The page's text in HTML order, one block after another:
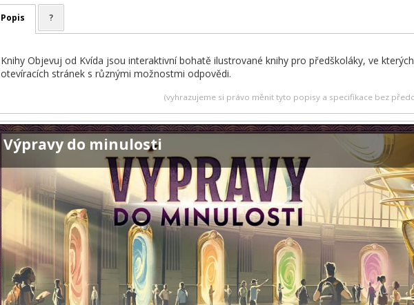
Popis ?
Knihy Objevuj od Kvída jsou interaktivní bohatě ilustrované knihy pro předškoláky, ve
otevíracích stránek s různými možnostmi odpovědi.
(vyhrazujeme si právo měnit tyto popisy a specifikace bez
Výpravy do minulosti